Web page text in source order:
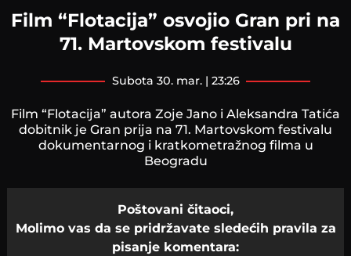
Film “Flotacija” osvojio Gran pri na
71. Martovskom festivalu
subota 30. mar. | 23:26
Film “Flotacija” autora Zoje Jano i Aleksandra Tatića
dobitnik je Gran prija na 71. Martovskom festivalu
dokumentarnog i kratkometražnog filma u
Beogradu
Poštovani čitaoci,
Molimo vas da se pridržavate sledećih pravila za
pisanje komentara: